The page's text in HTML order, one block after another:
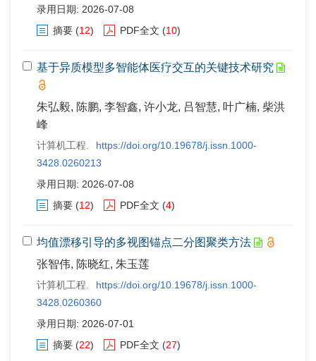
录用日期: 2026-07-08
摘要 (12) PDF全文 (10)
基于异质模型多智能体医疗交互的关键技术研究
朱弘毅, 陈鹏, 李智鑫, 许小龙, 吕智慧, 叶广楠, 柴洪
峰
计算机工程.
https://doi.org/10.19678/j.issn.1000-
3428.0260213
录用日期: 2026-07-08
摘要 (12) PDF全文 (4)
均值漂移引导的多视图锚点二分图聚类方法
张智伟, 陈晓红, 朱玉莲
计算机工程.
https://doi.org/10.19678/j.issn.1000-
3428.0260360
录用日期: 2026-07-01
摘要 (22) PDF全文 (27)